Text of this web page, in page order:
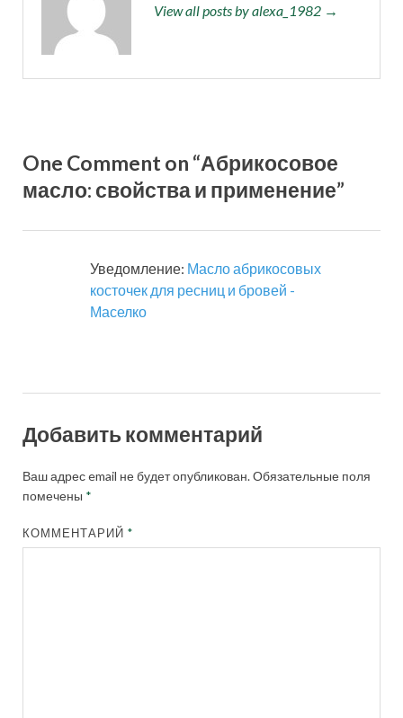
View all posts by alexa_1982 →
One Comment on “Абрикосовое
масло: свойства и применение”
Уведомление: Масло абрикосовых
косточек для ресниц и бровей -
Маселко
Добавить комментарий
Ваш адрес email не будет опубликован.Обязательные поля
помечены *
КОММЕНТАРИЙ*